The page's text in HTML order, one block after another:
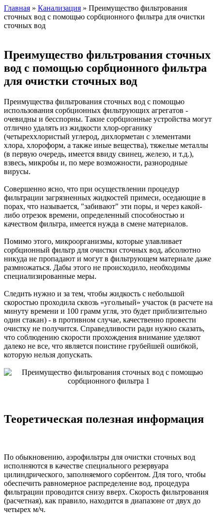
Главная » Канализация » Преимущество фильтрования
сточных вод с помощью сорбционного фильтра для очистки
сточных вод
Преимущество фильтрования сточных
вод с помощью сорбционного фильтра
для очистки сточных вод
Преимущества фильтрования сточных вод с помощью
использования сорбционных фильтрующих агрегатов -
очевидны и бесспорны. Такие сорбционные устройства могут
отлично удалять из жидкости хлор-органику
(четыреххлористый углерод, дихлорметан с элементами
хлора, хлороформ, а также иные вещества), тяжелые металлы
(в первую очередь, имеется ввиду свинец, железо, и т.д.),
взвесь, микробы и, по мере возможности, разнородные
вирусы.
Совершенно ясно, что при осуществлении процедур
фильтрации загрязненных жидкостей примеси, оседающие в
порах, что называется, "забивают" эти поры, и через какой-
либо отрезок времени, определенный способностью и
качеством фильтра, имеется нужда в смене материалов.
Помимо этого, микроорганизмы, которые улавливает
сорбционный фильтр для очистки сточных вод, абсолютно
никуда не пропадают и могут в фильтрующем материале даже
размножаться. Дабы этого не происходило, необходимы
специализированные меры.
Следить нужно и за тем, чтобы жидкость с небольшой
скоростью проходила сквозь «угольный» участок (в расчете на
минуту времени и 100 грамм угля, это будет приблизительно
один стакан) - в противном случае, качественно провести
очистку не получится. Справедливости ради нужно сказать,
что соблюдению скорости прохождения внимание уделяют
далеко не все, что является поистине грубейшей ошибкой,
которую нельзя допускать.
Теоретическая полезная информация
По обыкновению, аэрофильтры для очистки сточных вод
исполняются в качестве специального резервуара
цилиндрического, заполняемого сорбентом. Для того, чтобы
обеспечить равномерное распределение вод, процедура
фильтрации проводится снизу вверх. Скорость фильтрования
(расчетная), как правило, находится в диапазоне от двух до
четырех м/ч.